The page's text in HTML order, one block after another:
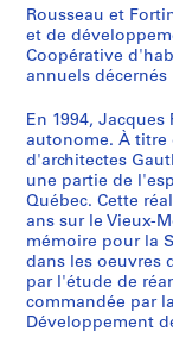
e
s
d
V
i
e
u
x
-
P
o
r
l
'
a
c
h
i
f
ê
t
e
-
P
d
e
M
n
t
r
é
a
l
,
1
9
u
r
e
u
-
É
d
i
f
i
c
e
-
L
é
y
"
,
1
9
8
7
O
l
y
p
i
c
A
r
c
h
e
s
r
V
e
e
z
i
a
"
,
1
9
9
c
q
u
s
-
C
a
r
t
i
e
r
i
l
l
"
,
1
9
9
1
i
,
1
9
2
i
v
e
s
a
i
r
e
d
e
M
o
n
t
d
l
'
U
n
i
v
e
r
s
é
b
e
-
U
n
e
p
e
t
i
t
a
l
d
L
a
c
h
i
n
e
,
1
i
e
s
E
x
p
o
s
i
t
i
o
Rousseau et
et de
Coopérative
annuels décernés
En 1994,
autonome. À titre
d'architectes
une partie de
Québec. Cette
ans sur le Vieux-
mémoire pour la
dans les oeuvres
par l'étude de
commandée par
Développement